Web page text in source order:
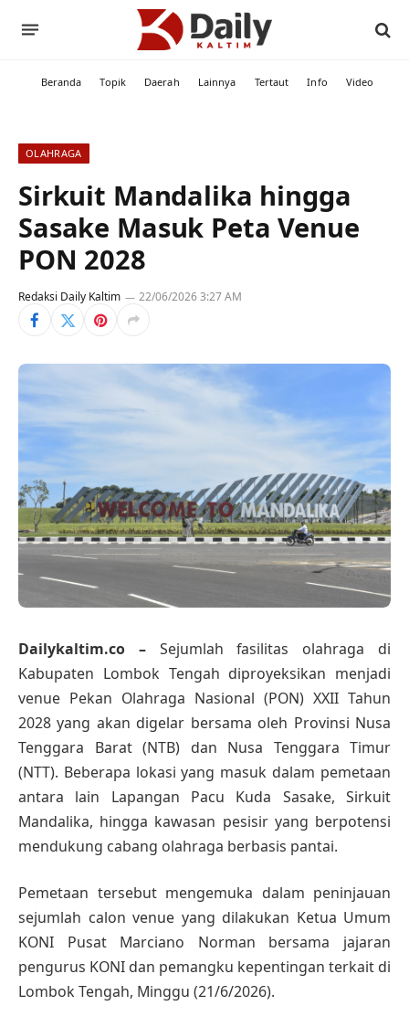
Beranda Topik Daerah Lainnya Tertaut Info Video
OLAHRAGA
Sirkuit Mandalika hingga
Sasake Masuk Peta Venue
PON 2028
Redaksi Daily Kaltim 22/06/2026 3:27 AM
Dailykaltim.co – Sejumlah fasilitas olahraga di
Kabupaten Lombok Tengah diproyeksikan menjadi
venue Pekan Olahraga Nasional (PON) XXII Tahun
2028 yang akan digelar bersama oleh Provinsi Nusa
Tenggara Barat (NTB) dan Nusa Tenggara Timur
(NTT). Beberapa lokasi yang masuk dalam pemetaan
antara lain Lapangan Pacu Kuda Sasake, Sirkuit
Mandalika, hingga kawasan pesisir yang berpotensi
mendukung cabang olahraga berbasis pantai.
Pemetaan tersebut mengemuka dalam peninjauan
sejumlah calon venue yang dilakukan Ketua Umum
KONI Pusat Marciano Norman bersama jajaran
pengurus KONI dan pemangku kepentingan terkait di
Lombok Tengah, Minggu (21/6/2026).